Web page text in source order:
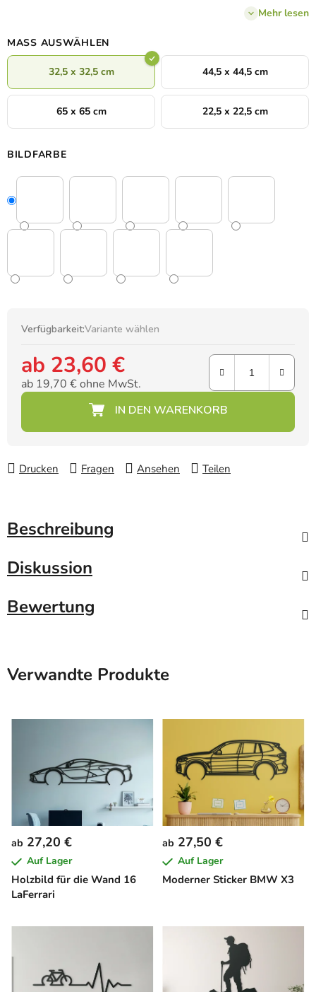
Mehr lesen
MASS AUSWÄHLEN
32,5 x 32,5 cm 44,5 x 44,5 cm
65 x 65 cm 22,5 x 22,5 cm
BILDFARBE
Verfügbarkeit:Variante wählen
ab 23,60 €
ab 19,70 €ohne MwSt.
Verkaufspreis:
Drucken Fragen Ansehen Teilen
Beschreibung
Diskussion
Bewertung
Verwandte Produkte
Holzbild für die Wand 16
LaFerrari
ab 27,20 €
Auf Lager
Moderner Sticker BMW X3
ab 27,50 €
Auf Lager